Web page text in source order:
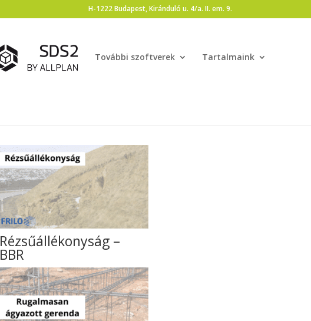
H-1222 Budapest, Kiránduló u. 4/a. II. em. 9.
További szoftverek Tartalmaink
Rézsűállékonyság –
BBR